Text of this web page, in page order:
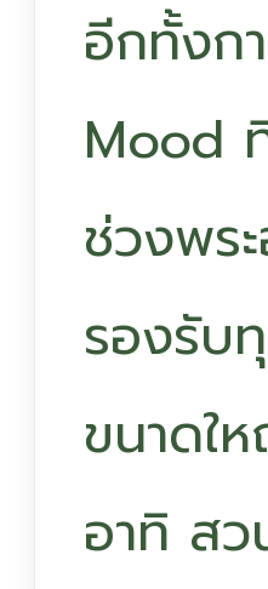
อีกทั้งก
Mood
ช่วงพร
รองรับ
ขนาดใ
อาทิ ส